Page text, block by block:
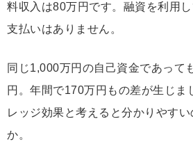
料収入は80万円です。融資を利用
支払いはありません。
同じ1,000万円の自己資金であって
円。年間で170万円もの差が生じま
レッジ効果と考えると分かりやすい
か。